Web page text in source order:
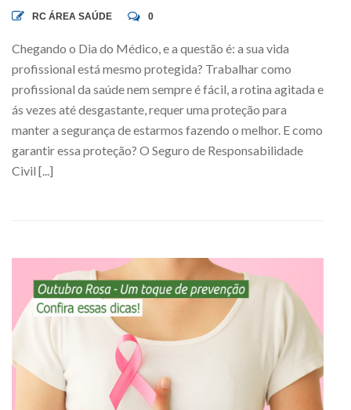
RC ÁREA SAÚDE 0
Chegando o Dia do Médico, e a questão é: a sua vida
profissional está mesmo protegida? Trabalhar como
profissional da saúde nem sempre é fácil, a rotina agitada e
ás vezes até desgastante, requer uma proteção para
manter a segurança de estarmos fazendo o melhor. E como
garantir essa proteção? O Seguro de Responsabilidade
Civil [...]